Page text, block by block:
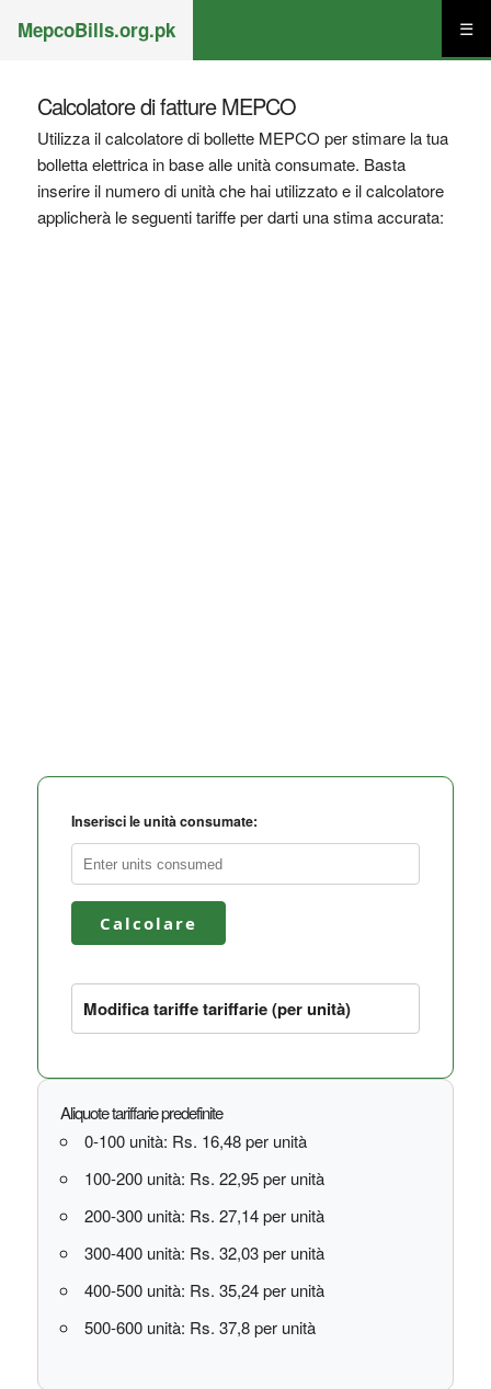
MepcoBills.org.pk ☰
Calcolatore di fatture MEPCO
Utilizza il calcolatore di bollette MEPCO per stimare la tua
bolletta elettrica in base alle unità consumate. Basta
inserire il numero di unità che hai utilizzato e il calcolatore
applicherà le seguenti tariffe per darti una stima accurata:
Inserisci le unità consumate:
Calcolare
Modifica tariffe tariffarie (per unità)
Aliquote tariffarie predefinite
0-100 unità: Rs. 16,48 per unità
100-200 unità: Rs. 22,95 per unità
200-300 unità: Rs. 27,14 per unità
300-400 unità: Rs. 32,03 per unità
400-500 unità: Rs. 35,24 per unità
500-600 unità: Rs. 37,8 per unità